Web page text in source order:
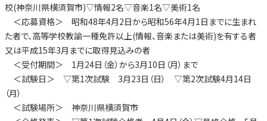
校(神奈川県横須賀市)▽情報2名▽音楽1名▽美術1名
＜応募資格＞ 昭和48年4月2日から昭和56年4月1日までに生まれ
た者で、高等学校教諭一種免許以上(情報、音楽または美術)を有する者
又は平成15年3月までに取得見込みの者
＜受付期間＞ 1月24日（金）から3月10日（月）まで
＜試験日＞ ▽第1次試験 3月23日（日） ▽第2次試験4月14日
（月）
＜試験場所＞ 神奈川県横須賀市